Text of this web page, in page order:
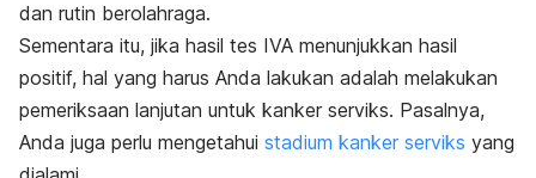
dan rutin berolahraga.
Sementara itu, jika hasil tes IVA menunjukkan hasil
positif, hal yang harus Anda lakukan adalah melakukan
pemeriksaan lanjutan untuk kanker serviks. Pasalnya,
Anda juga perlu mengetahui stadium kanker serviks yang